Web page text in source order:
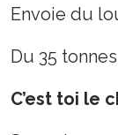
Envoie du
Du 35
C’est toi le